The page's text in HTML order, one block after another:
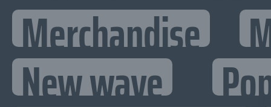
Merchandise
New wave